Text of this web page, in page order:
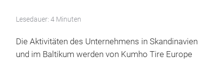
Lesedauer: 4 Minuten
Die Aktivitäten des Unternehmens in Skandinavien
und im Baltikum werden von Kumho Tire Europe